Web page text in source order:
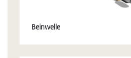
Beinwelle